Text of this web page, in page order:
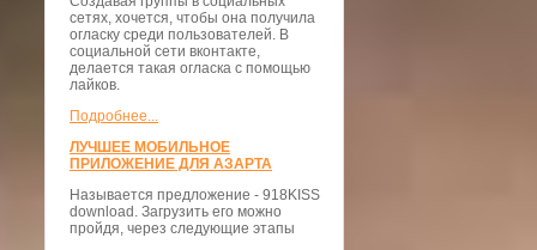
сетях, хочется, чтобы она получила
огласку среди пользователей. В
социальной сети вконтакте,
делается такая огласка с помощью
лайков.
Подробнее...
ЛУЧШЕЕ МОБИЛЬНОЕ
ПРИЛОЖЕНИЕ ДЛЯ АЗАРТА
Называется предложение - 918KISS
download. Загрузить его можно
пройдя, через следующие этапы